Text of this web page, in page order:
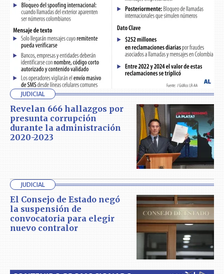
JUDICIAL
Revelan 666 hallazgos por
presunta corrupción
durante la administración
2020-2023
JUDICIAL
El Consejo de Estado negó
la suspensión de
convocatoria para elegir
nuevo contralor